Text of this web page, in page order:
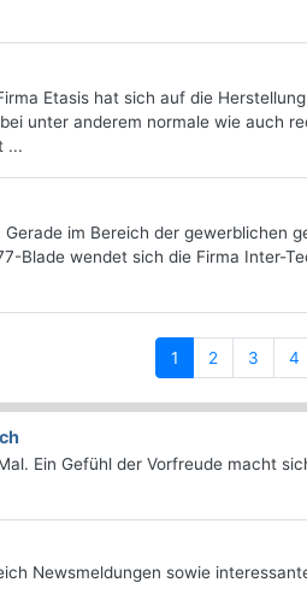
Etasis hat sich auf die Herstellung
unter anderem normale wie auch
...
im Bereich der gewerblichen
Blade wendet sich die Firma Inter-
1 (current)
2 3 4
Ein Gefühl der Vorfreude macht
Newsmeldungen sowie